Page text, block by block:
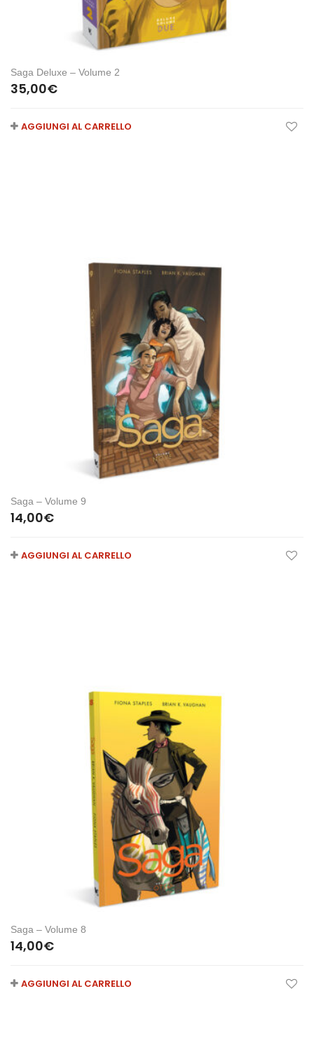
Saga Deluxe – Volume 2
35,00€
AGGIUNGI AL CARRELLO
Saga – Volume 9
14,00€
AGGIUNGI AL CARRELLO
Saga – Volume 8
14,00€
AGGIUNGI AL CARRELLO